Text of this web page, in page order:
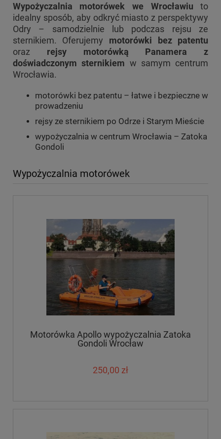
Wypożyczalnia motorówek we Wrocławiu to
idealny sposób, aby odkryć miasto z perspektywy
Odry – samodzielnie lub podczas rejsu ze
sternikiem. Oferujemy motorówki bez patentu
oraz rejsy motorówką Panamera z
doświadczonym sternikiem w samym centrum
Wrocławia.
motorówki bez patentu – łatwe i bezpieczne w
prowadzeniu
rejsy ze sternikiem po Odrze i Starym Mieście
wypożyczalnia w centrum Wrocławia – Zatoka
Gondoli
Wypożyczalnia motorówek
Motorówka Apollo wypożyczalnia Zatoka
Gondoli Wrocław
250,00 zł